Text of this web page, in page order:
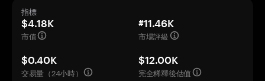
指標
$4.18K
市值
#11.46K
市場評級
$0.40K
交易量（24小時）
$12.00K
完全稀釋後估值